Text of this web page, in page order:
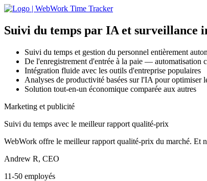
Suivi du temps par IA et surveillance
Suivi du temps et gestion du personnel entièrement
De l'enregistrement d'entrée à la paie — automatisation
Intégration fluide avec les outils d'entreprise populaires
Analyses de productivité basées sur l'IA pour optimiser
Solution tout-en-un économique comparée aux autres
Marketing et publicité
Suivi du temps avec le meilleur rapport qualité-prix
WebWork offre le meilleur rapport qualité-prix du marché. Et
Andrew R, CEO
11-50 employés